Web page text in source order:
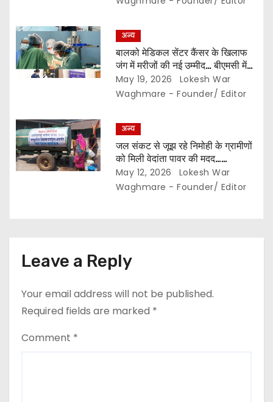
अन्य
बालको मेडिकल सेंटर कैंसर के खिलाफ
जंग में मरीजों की नई उम्मीद… बीएमसी में
एडवांस सर्जिकल टेक्नोलॉजी के प्रयोग से
इलाज हुआ किफायती और आसान…
May 19, 2026
Lokesh War
Waghmare - Founder/ Editor
अन्य
जल संकट से जूझ रहे निमोही के ग्रामीणों
को मिली वेदांता पावर की मदद…
करीब 120 परिवारों को मिल रहा 12000
लीटर पानी हर दिन…
May 12, 2026
Lokesh War
Waghmare - Founder/ Editor
Leave a Reply
Your email address will not be published.
Required fields are marked *
Comment *